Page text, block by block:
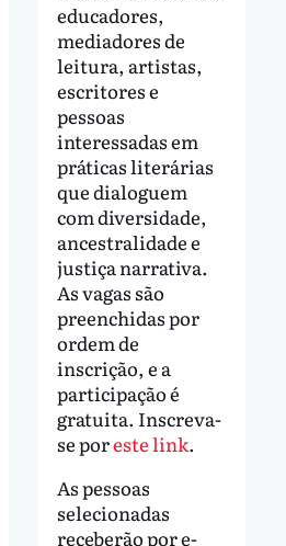
educadores,
mediadores de
leitura, artistas,
escritores e
pessoas
interessadas em
práticas literárias
que dialoguem
com diversidade,
ancestralidade e
justiça narrativa.
As vagas são
preenchidas por
ordem de
inscrição, e a
participação é
gratuita. Inscreva-
se poreste link.
As pessoas
selecionadas
receberão por e-